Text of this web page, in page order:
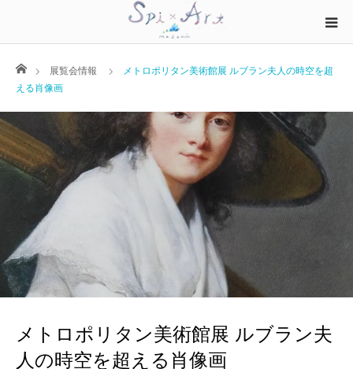
ホーム展覧会情報
メトロポリタン美術館展 ルブラン夫人の時空を超
える肖像画
メトロポリタン美術館展 ルブラン夫
人の時空を超える肖像画